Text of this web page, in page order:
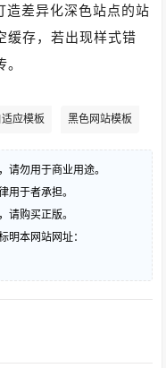
造差异化深色站点的站
缓存，若出现样式错
应模板 黑色网站模板
请勿用于商业用途。
用于者承担。
请购买正版。
明本网站网址：